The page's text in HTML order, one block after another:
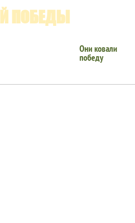
ПОБЕДЫ
Они ковали
победу